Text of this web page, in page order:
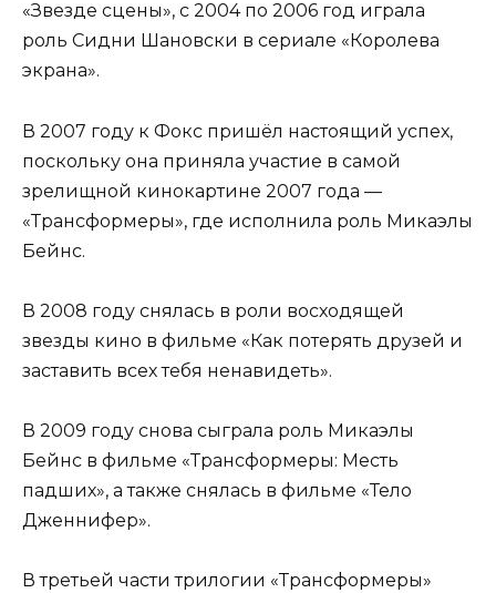
«Звезде сцены», с 2004 по 2006 год играла
роль Сидни Шановски в сериале «Королева
экрана».
В 2007 году к Фокс пришёл настоящий успех,
поскольку она приняла участие в самой
зрелищной кинокартине 2007 года —
«Трансформеры», где исполнила роль Микаэлы
Бейнс.
В 2008 году снялась в роли восходящей
звезды кино в фильме «Как потерять друзей и
заставить всех тебя ненавидеть».
В 2009 году снова сыграла роль Микаэлы
Бейнс в фильме «Трансформеры: Месть
падших», а также снялась в фильме «Тело
Дженнифер».
В третьей части трилогии «Трансформеры»